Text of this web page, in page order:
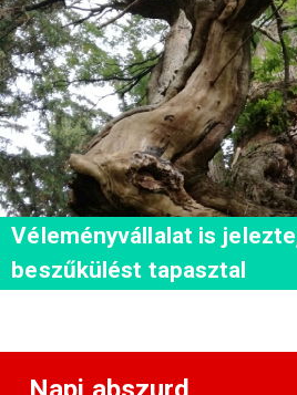
Véleményvállalat is
beszűkülést tapasztal